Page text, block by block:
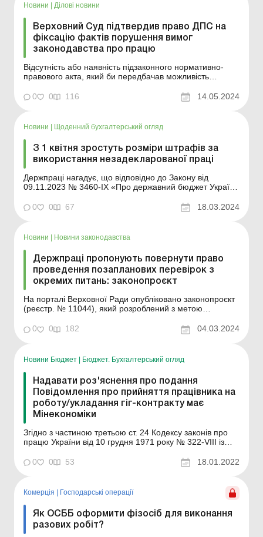
Новини | Ділові новини
Верховний Суд підтвердив право ДПС на
фіксацію фактів порушення вимог
законодавства про працю
Відсутність або наявність підзаконного нормативно-
правового акта, який би передбачав можливість
перевірки податкового органу, не може впливати на
обсяг, зміст і порядок реалізації повноважень
контролю за ...
0 0 116 14.05.2024
Новини Щоденний бухгалтерський огляд
З 1 квітня зростуть розміри штрафів за
використання незадекларованої праці
Держпраці нагадує, що відповідно до Закону від
09.11.2023 № 3460-IX «Про державний бюджет України
зросте до 8 000 грн. Загальні підстави
відповідальності за порушення законодавства про
0 0 67 18.03.2024
Новини Новини законодавства
Держпраці пропонують повернути право
проведення позапланових перевірок з
окремих питань: законопроєкт
На порталі Верховної Ради опубліковано законопроєкт
(реєстр. № 11044), який розроблений з метою
заходів державного нагляду (контролю) за заявою
працівника або профспілки з питань вчинення мобінгу
0 0 182 04.03.2024
Новини Бюджет | Бюджет. Бухгалтерський огляд
Надавати роз'яснення про подання
Повідомлення про прийняття працівника на
роботу/укладання гіг-контракту має
Мінекономіки
Згідно з частиною третьою ст. 24 Кодексу законів про
працю України від 10 грудня 1971 року № 322-VІІІ із
може бути допущений до роботи без укладення
трудового договору, оформленого наказом чи
орга...
0 0 53 18.01.2022
Комерція | Господарські операції
Як ОСББ оформити фізосіб для виконання
разових робіт?